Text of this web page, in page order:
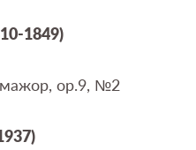
1849)
, op.9, №2